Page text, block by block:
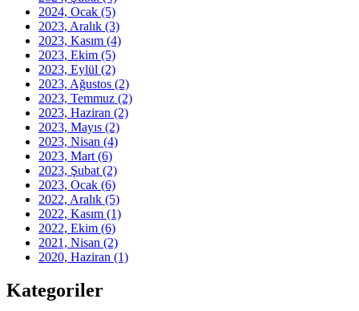
2024, Ocak (5)
2023, Aralık (3)
2023, Kasım (4)
2023, Ekim (5)
2023, Eylül (2)
2023, Ağustos (2)
2023, Temmuz (2)
2023, Haziran (2)
2023, Mayıs (2)
2023, Nisan (4)
2023, Mart (6)
2023, Şubat (2)
2023, Ocak (6)
2022, Aralık (5)
2022, Kasım (1)
2022, Ekim (6)
2021, Nisan (2)
2020, Haziran (1)
Kategoriler